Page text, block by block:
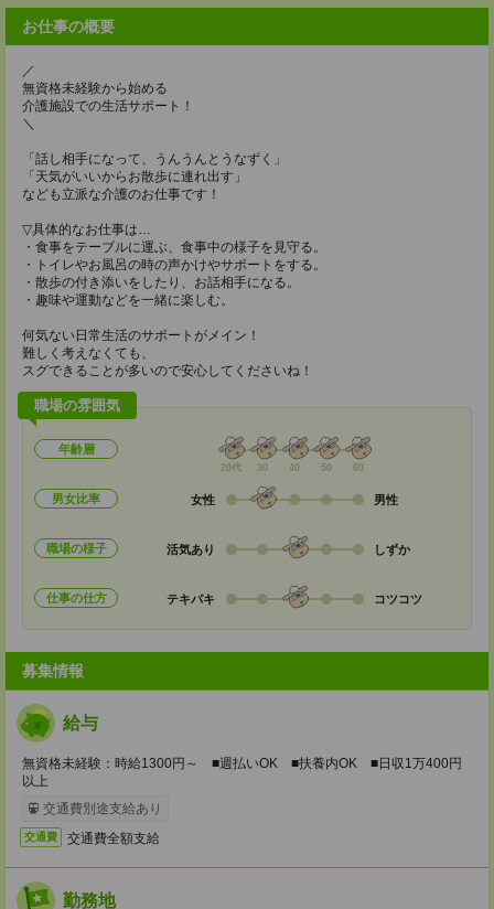
お仕事の概要
／
無資格未経験から始める
介護施設での生活サポート！
＼
「話し相手になって、うんうんとうなずく」
「天気がいいからお散歩に連れ出す」
なども立派な介護のお仕事です！
▽具体的なお仕事は…
・食事をテーブルに運ぶ、食事中の様子を見守る。
・トイレやお風呂の時の声かけやサポートをする。
・散歩の付き添いをしたり、お話相手になる。
・趣味や運動などを一緒に楽しむ。
何気ない日常生活のサポートがメイン！
難しく考えなくても、
スグできることが多いので安心してくださいね！
職場の雰囲気
年齢層
20代 30 40 50 60
男女比率 女性 男性
職場の様子 活気あり しずか
仕事の仕方 テキパキ コツコツ
募集情報
給与
無資格未経験：時給1300円～ ■週払いOK ■扶養内OK ■日収1万400円
以上
交通費別途支給あり
交通費 交通費全額支給
勤務地